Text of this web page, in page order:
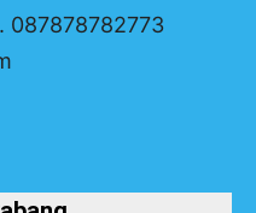
087878782773